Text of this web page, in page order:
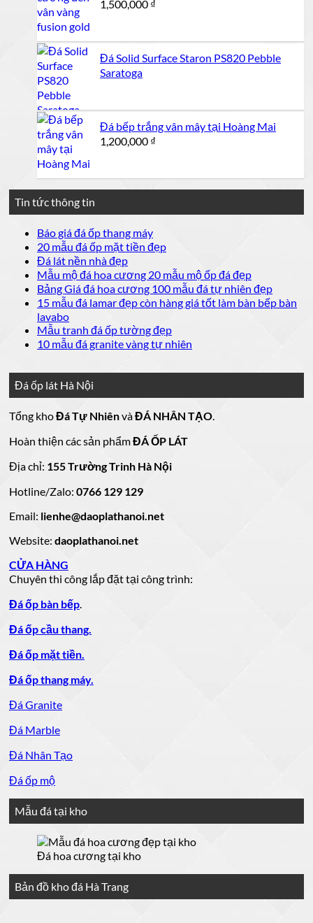
1,500,000 ₫
Đá Solid Surface Staron PS820 Pebble
Saratoga
Đá bếp trắng vân mây tại Hoàng Mai
1,200,000 ₫
Tin tức thông tin
Báo giá đá ốp thang máyKhông
có
luận
ở
Báo
giá
đá
ốp
thang
20 mẫu đá ốp mặt tiền đẹpKhông
bình
luận
ở
20
mẫu
đá
ốp
đẹp
Đá lát nền nhà đẹpKhông
có
bình
luận
ở
Đá
lát
nền
Mẫu mộ đá hoa cương 20 mẫu mộ ốp đá đẹpKhông
có
bình
luận
cương
Bảng Giá đá hoa cương 100 mẫu đá tự nhiên đẹpKhông
có
hoa
15 mẫu đá lamar đẹp còn hàng giá tốt làm bàn bếp bàn
lavaboKhông
có
bình
15
mẫu
đá
lamar
đẹp
hàng
tốt
bàn
bàn
Mẫu tranh đá ốp tường đẹpKhông
có
Mẫu
tranh
đá
ốp
đẹp
10 mẫu đá granite vàng tự nhiên
ở
10
mẫu
Đá ốp lát Hà Nội
Tổng khoĐá Tự NhiênvàĐÁ NHÂN TẠO
Hoàn thiện các sản phẩmĐÁ ỐP LÁT
Địa chỉ: 155 Trường Trinh Hà Nội
Hotline/Zalo: 0766 129 129
Email: lienhe@daoplathanoi.net
Website: daoplathanoi.net
CỬA HÀNG
Chuyên thi công lắp đặt tại công trình:
Đá ốp bàn bếp
Đá ốp cầu thang.
Đá ốp mặt tiền.
Đá ốp thang máy.
Đá Granite
Đá Marble
Đá Nhân Tạo
Đá ốp mộ
Mẫu đá tại kho
Đá hoa cương tại kho
Bản đồ kho đá Hà Trang